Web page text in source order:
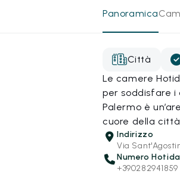
Panoramica
Città
Le camere
per soddisfare i
Palermo è
cuore della
Indirizzo
Via
Numero
+390282941859